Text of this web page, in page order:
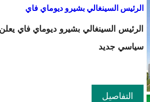
الرئيس السينغالي بشيرو ديوماي فاي
الرئيس السينغالي بشيرو ديوماي فاي
سياسي جديد
التفاصيل